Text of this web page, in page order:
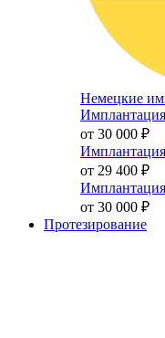
Немецкие
от 30 000 ₽
от 29 400 ₽
от 30 000 ₽
Протезирование